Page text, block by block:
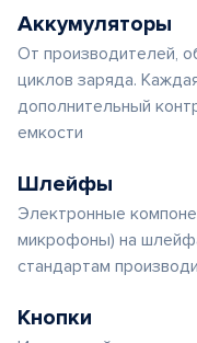
Аккумуляторы
От производителей,
циклов заряда.
дополнительный
емкости
Шлейфы
Электронные
микрофоны) на
стандартам
Кнопки